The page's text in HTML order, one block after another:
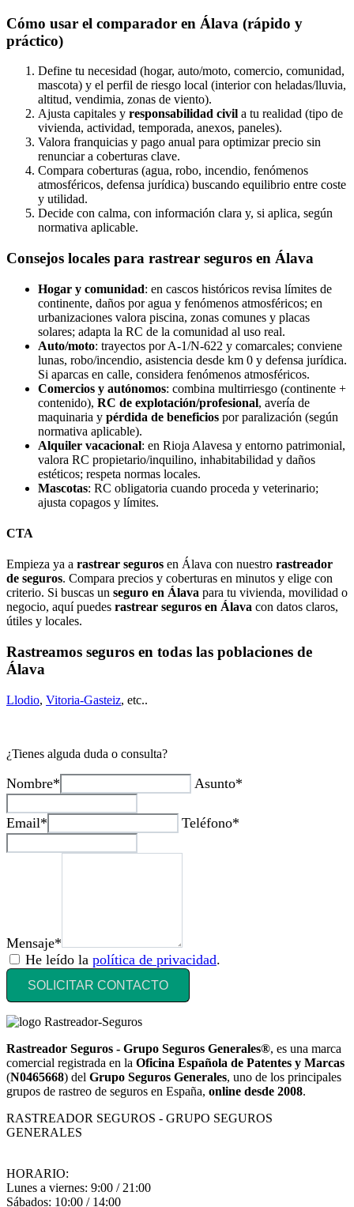
Cómo usar el comparador en Álava (rápido y
práctico)
Define tu necesidad (hogar, auto/moto, comercio, comunidad,
mascota) y el perfil de riesgo local (interior con heladas/lluvia,
altitud, vendimia, zonas de viento).
Ajusta capitales y responsabilidad civil a tu realidad (tipo de
vivienda, actividad, temporada, anexos, paneles).
Valora franquicias y pago anual para optimizar precio sin
renunciar a coberturas clave.
Compara coberturas (agua, robo, incendio, fenómenos
atmosféricos, defensa jurídica) buscando equilibrio entre coste
y utilidad.
Decide con calma, con información clara y, si aplica, según
normativa aplicable.
Consejos locales para rastrear seguros en Álava
Hogar y comunidad: en cascos históricos revisa límites de
continente, daños por agua y fenómenos atmosféricos; en
urbanizaciones valora piscina, zonas comunes y placas
solares; adapta la RC de la comunidad al uso real.
Auto/moto: trayectos por A-1/N-622 y comarcales; conviene
lunas, robo/incendio, asistencia desde km 0 y defensa jurídica.
Si aparcas en calle, considera fenómenos atmosféricos.
Comercios y autónomos: combina multirriesgo (continente +
contenido), RC de explotación/profesional, avería de
maquinaria y pérdida de beneficios por paralización (según
normativa aplicable).
Alquiler vacacional: en Rioja Alavesa y entorno patrimonial,
valora RC propietario/inquilino, inhabitabilidad y daños
estéticos; respeta normas locales.
Mascotas: RC obligatoria cuando proceda y veterinario;
ajusta copagos y límites.
CTA
Empieza ya a rastrear seguros en Álava con nuestro rastreador
de seguros. Compara precios y coberturas en minutos y elige con
criterio. Si buscas un seguro en Álava para tu vivienda, movilidad o
negocio, aquí puedes rastrear seguros en Álava con datos claros,
útiles y locales.
Rastreamos seguros en todas las poblaciones de
Álava
Llodio, Vitoria-Gasteiz, etc..
¿Tienes alguda duda o consulta?
Nombre* Asunto*
Email* Teléfono*
Mensaje*
He leído la política de privacidad.
SOLICITAR CONTACTO
Rastreador Seguros - Grupo Seguros Generales®, es una marca
comercial registrada en la Oficina Española de Patentes y Marcas
(N0465668) del Grupo Seguros Generales, uno de los principales
grupos de rastreo de seguros en España, online desde 2008.
RASTREADOR SEGUROS - GRUPO SEGUROS
GENERALES
HORARIO:
Lunes a viernes: 9:00 / 21:00
Sábados: 10:00 / 14:00